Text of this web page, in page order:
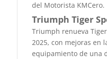
del Motorista KMCero.
Triumph Tiger
Triumph renueva
2025, con mejoras en
equipamiento de una